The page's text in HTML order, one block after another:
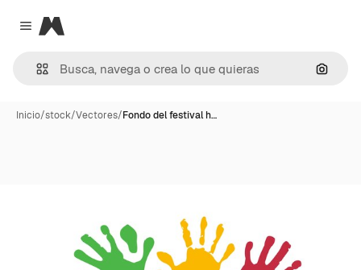
Close menu
Magnific
Inicio/stock/Vectores/Fondo del festival h…